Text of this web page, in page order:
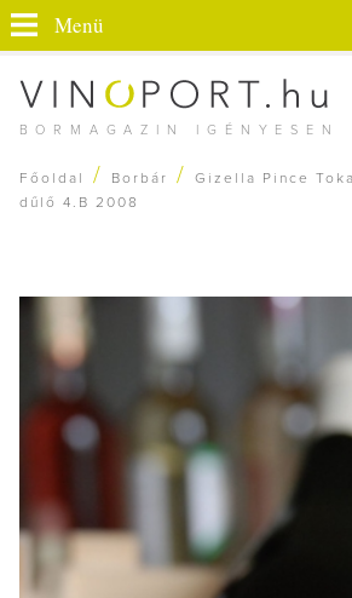
BORMAGAZIN IGÉNYESEN
Menü
Főoldal / Borbár /
Gizella Pince
dűlő 4.B 2008